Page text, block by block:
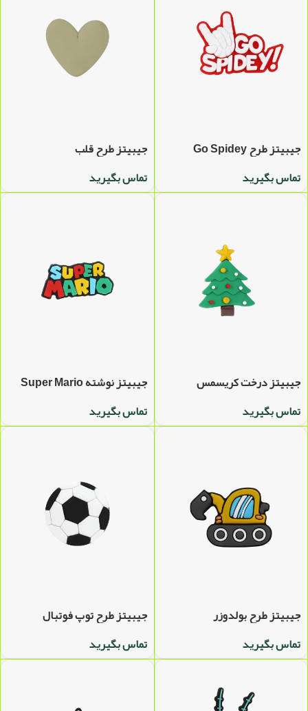
جیبیتز طرح Go Spidey
تماس بگیرید
جیبیتز طرح قلب
تماس بگیرید
جیبیتز درخت کریسمس
تماس بگیرید
جیبیتز نوشته Super Mario
تماس بگیرید
جیبیتز طرح بولدوزر
تماس بگیرید
جیبیتز طرح توپ فوتبال
تماس بگیرید